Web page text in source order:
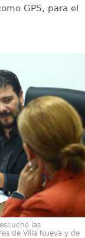
GPS, para el
las
de Villa Nueva y de